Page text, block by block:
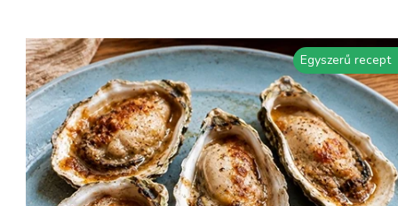
Egyszerű recept